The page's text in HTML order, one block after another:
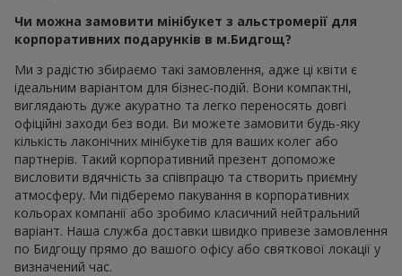
Чи можна замовити мінібукет з альстромерії для
корпоративних подарунків в м.Бидгощ?
Ми з радістю збираємо такі замовлення, адже ці квіти є
ідеальним варіантом для бізнес-подій. Вони компактні,
виглядають дуже акуратно та легко переносять довгі
офіційні заходи без води. Ви можете замовити будь-яку
кількість лаконічних мінібукетів для ваших колег або
партнерів. Такий корпоративний презент допоможе
висловити вдячність за співпрацю та створить приємну
атмосферу. Ми підберемо пакування в корпоративних
кольорах компанії або зробимо класичний нейтральний
варіант. Наша служба доставки швидко привезе замовлення
по Бидгощу прямо до вашого офісу або святкової локації у
визначений час.